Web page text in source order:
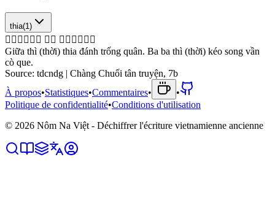
thia(1)
𡨌 𪰛 䲋 打 𫪹 軍 𠀧 𠀧 𪰛 撟 双 韻 𬷊 𫾑
Giữa thì (thời) thia đánh trống quân. Ba ba thì (thời) kéo song vần
cò que.
Source: tdcndg | Chàng Chuối tân truyện, 7b
À propos•Statistiques•Commentaires•
•
Politique de confidentialité•Conditions d'utilisation
© 2026 Nôm Na Việt - Déchiffrer l'écriture vietnamienne ancienne